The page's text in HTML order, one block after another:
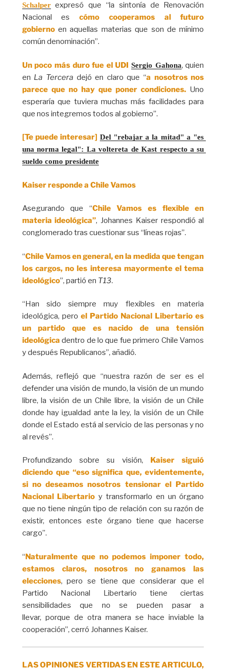
Schalperexpresó que “la sintonía de Renovación
Nacional escómo cooperamos al futuro
gobiernoen aquellas materias que son de mínimo
común denominación”.
Un poco más duro fue el UDISergio Gahona, quien
en La Terceradejó en claro que “a nosotros nos
parece que no hay que poner condiciones. Uno
esperaría que tuviera muchas más facilidades para
que nos integremos todos al gobierno”.
[Te puede interesar] Del "rebajar a la mitad" a "es
una norma legal": La voltereta de Kast respecto a su
sueldo como presidente
Kaiser responde a Chile Vamos
Asegurando que “Chile Vamos es flexible en
materia ideológica”, Johannes Kaiser respondió al
conglomerado tras cuestionar sus “líneas rojas”.
“Chile Vamos en general, en la medida que tengan
los cargos, no les interesa mayormente el tema
ideológico”, partió en T13.
“Han sido siempre muy flexibles en materia
ideológica, pero el Partido Nacional Libertario es
un partido que es nacido de una tensión
ideológica dentro de lo que fue primero Chile Vamos
y después Republicanos”, añadió.
Además, reflejó que “nuestra razón de ser es el
defender una visión de mundo, la visión de un mundo
libre, la visión de un Chile libre, la visión de un Chile
donde hay igualdad ante la ley, la visión de un Chile
donde el Estado está al servicio de las personas y no
al revés”.
Profundizando sobre su visión, Kaiser siguió
diciendo que “eso significa que, evidentemente,
si no deseamos nosotros tensionar el Partido
Nacional Libertario y transformarlo en un órgano
que no tiene ningún tipo de relación con su razón de
existir, entonces este órgano tiene que hacerse
cargo”.
“Naturalmente que no podemos imponer todo,
estamos claros, nosotros no ganamos las
elecciones, pero se tiene que considerar que el
Partido Nacional Libertario tiene ciertas
sensibilidades que no se pueden pasar a
llevar, porque de otra manera se hace inviable la
cooperación”, cerró Johannes Kaiser.
LAS OPINIONES VERTIDAS EN ESTE ARTICULO,